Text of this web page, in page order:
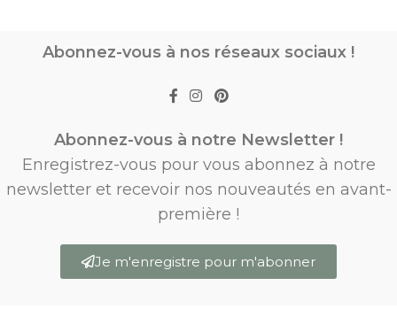
Abonnez-vous à nos réseaux sociaux !
Abonnez-vous à notre Newsletter !
Enregistrez-vous pour vous abonnez à notre
newsletter et recevoir nos nouveautés en avant-
première !
Je m'enregistre pour m'abonner